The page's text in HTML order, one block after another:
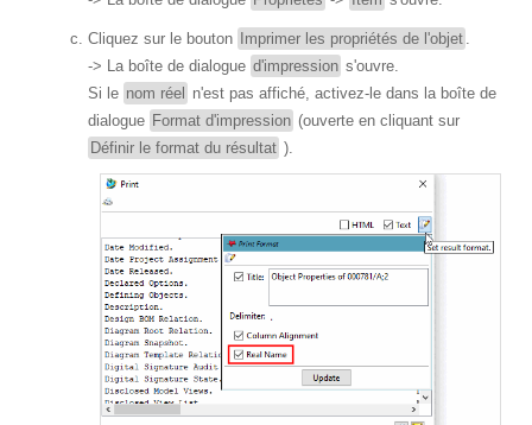
Cliquez sur le bouton Imprimer les propriétés de l'objet
-> La boîte de dialogue d'impression s'ouvre.
Si le nom réel n'est pas affiché, activez-le dans la boîte de
dialogue Format d'impression (ouverte en cliquant sur
Définir le format du résultat ).